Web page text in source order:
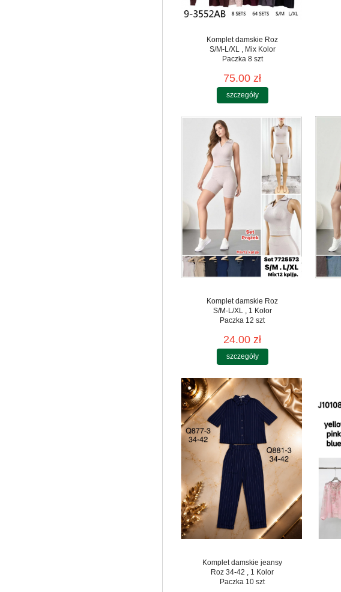
Komplet damskie Roz
S/M-L/XL , Mix Kolor
Paczka 8 szt
75.00 zł
szczegóły
Komplet damskie Roz
S/M-L/XL , 1 Kolor
Paczka 12 szt
24.00 zł
szczegóły
Komplet damskie jeansy
Roz 34-42 , 1 Kolor
Paczka 10 szt